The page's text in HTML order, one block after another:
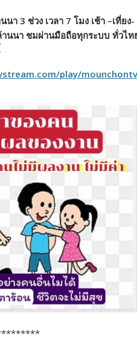
า 3 ช่วง เวลา 7 โมง เช้า –เที่ยง-
านนา ชมผ่านมือถือทุกระบบ ทั่วไท
play/mounchontv